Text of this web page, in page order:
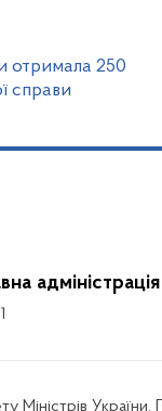
отримала 250
справи
адміністрація
Міністрів